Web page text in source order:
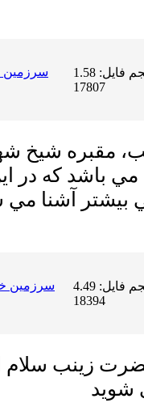
سرزمين
حجم فایل: 1.58 MB | دریافت ها:
17807
مقبره شيخ
باشد كه در
سرزمين
حجم فایل: 4.49 MB | دریافت ها:
18394
زينب سلام